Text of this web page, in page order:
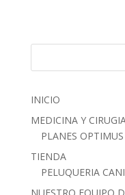
INICIO
MEDICINA Y
PLANES OPTIMUS
TIENDA
PELUQUERIA